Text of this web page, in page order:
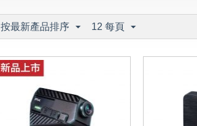
按最新產品排序 12 每頁